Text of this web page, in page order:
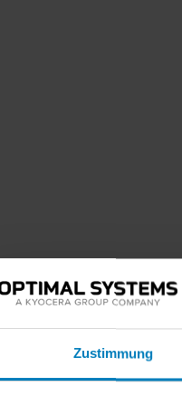
Zustimmung